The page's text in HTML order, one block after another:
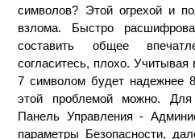
символов? Этой огрехой и
взлома. Быстро
составить общее
согласитесь, плохо.
7 символом будет надежнее
этой проблемой можно.
Панель Управления -
параметры Безопасности,